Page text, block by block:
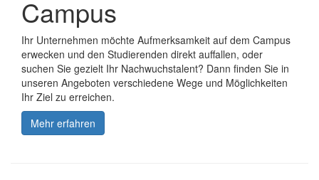
Campus
Ihr Unternehmen möchte Aufmerksamkeit auf dem Campus
erwecken und den Studierenden direkt auffallen, oder
suchen Sie gezielt Ihr Nachwuchstalent? Dann finden Sie in
unseren Angeboten verschiedene Wege und Möglichkeiten
Ihr Ziel zu erreichen.
Mehr erfahren